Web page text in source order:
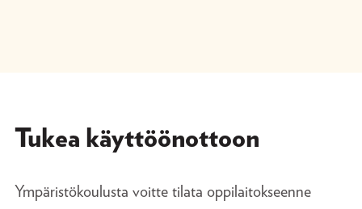
Tukea käyttöönottoon
Ympäristökoulusta voitte tilata oppilaitokseenne